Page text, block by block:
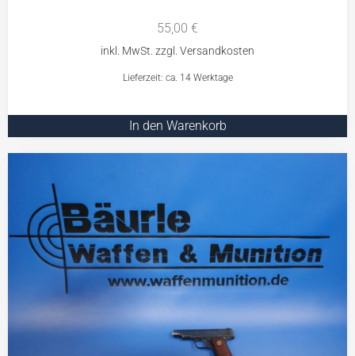
55,00 €
Lieferzeit: ca. 14 Werktage
In den Warenkorb